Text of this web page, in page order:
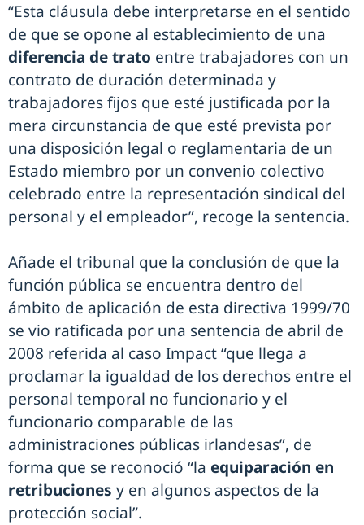
“Esta cláusula debe interpretarse en el sentido
de que se opone al establecimiento de una
diferencia de trato entre trabajadores con un
contrato de duración determinada y
trabajadores fijos que esté justificada por la
mera circunstancia de que esté prevista por
una disposición legal o reglamentaria de un
Estado miembro por un convenio colectivo
celebrado entre la representación sindical del
personal y el empleador”, recoge la sentencia.
Añade el tribunal que la conclusión de que la
función pública se encuentra dentro del
ámbito de aplicación de esta directiva 1999/70
se vio ratificada por una sentencia de abril de
2008 referida al caso Impact “que llega a
proclamar la igualdad de los derechos entre el
personal temporal no funcionario y el
funcionario comparable de las
administraciones públicas irlandesas”, de
forma que se reconoció “la equiparación en
retribuciones y en algunos aspectos de la
protección social”.